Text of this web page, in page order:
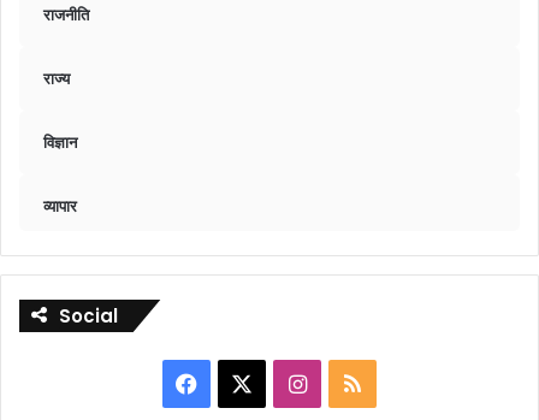
राजनीति
राज्य
विज्ञान
व्यापार
Social
Facebook Instagram
RSS